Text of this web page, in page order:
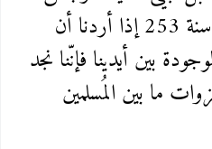
إلى سامرّاء يعني ما قبل سنة 253 إذا أردنا أن
بين أيدينا فإنّنا نجد
ما بين المُسلمين